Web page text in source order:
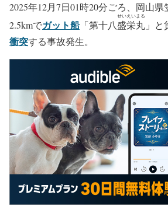
2025年12月7日01時20分ごろ、岡山
2.5kmでガット船「第十八盛栄丸
せいえいまる
」
衝突する事故発生。